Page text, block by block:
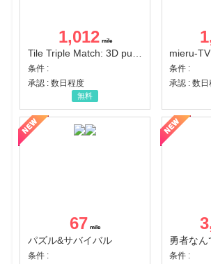
1,012
Tile Triple Match: 3D puzzle
条件 :
承認 : 数日程度
無料
mieru-TV
条件 :
承認 : 数日
67
パズル&サバイバル
条件 :
条件 :